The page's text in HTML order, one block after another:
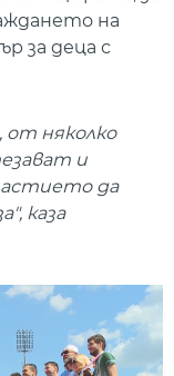
на
за деца с
от няколко
и
да
каза